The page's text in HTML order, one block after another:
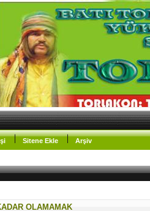
Sitene Ekle Arşiv
OLAMAMAK